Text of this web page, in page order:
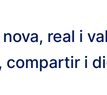
real i
compartir i